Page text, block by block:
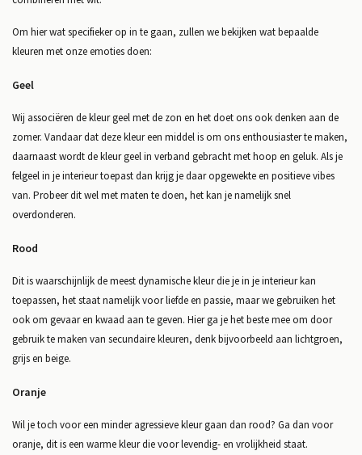
Om hier wat specifieker op in te gaan, zullen we bekijken wat bepaalde
kleuren met onze emoties doen:
Geel
Wij associëren de kleur geel met de zon en het doet ons ook denken aan de
zomer. Vandaar dat deze kleur een middel is om ons enthousiaster te maken,
daarnaast wordt de kleur geel in verband gebracht met hoop en geluk. Als je
felgeel in je interieur toepast dan krijg je daar opgewekte en positieve vibes
van. Probeer dit wel met maten te doen, het kan je namelijk snel
overdonderen.
Rood
Dit is waarschijnlijk de meest dynamische kleur die je in je interieur kan
toepassen, het staat namelijk voor liefde en passie, maar we gebruiken het
ook om gevaar en kwaad aan te geven. Hier ga je het beste mee om door
gebruik te maken van secundaire kleuren, denk bijvoorbeeld aan lichtgroen,
grijs en beige.
Oranje
Wil je toch voor een minder agressieve kleur gaan dan rood? Ga dan voor
oranje, dit is een warme kleur die voor levendig- en vrolijkheid staat.